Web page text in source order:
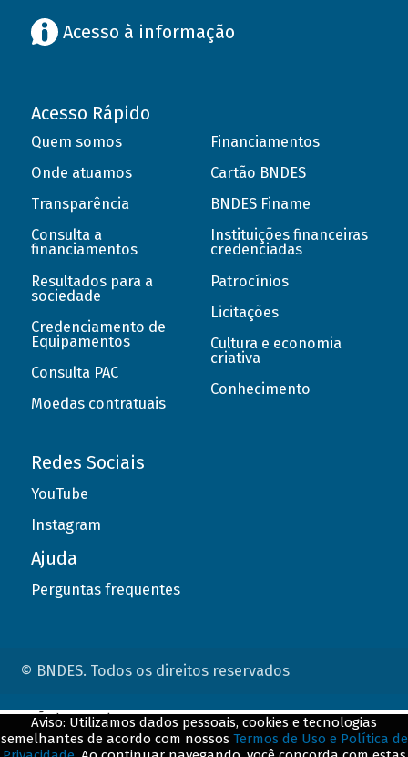
Acesso à informação
Acesso Rápido
Quem somos
Onde atuamos
Transparência
Consulta a
financiamentos
Resultados para a
sociedade
Credenciamento de
Equipamentos
Consulta PAC
Moedas contratuais
Financiamentos
Cartão BNDES
BNDES Finame
Instituições financeiras
credenciadas
Patrocínios
Licitações
Cultura e economia
criativa
Conhecimento
Redes Sociais
YouTube
Instagram
Ajuda
Perguntas frequentes
© BNDES. Todos os direitos reservados
Aviso: Utilizamos dados pessoais, cookies e tecnologias
semelhantes de acordo com nossos Termos de Uso e Política de
ConteÃºdo complementar
${title}${badge}